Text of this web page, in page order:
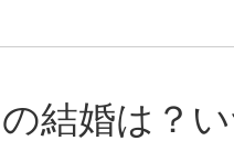
結婚は？